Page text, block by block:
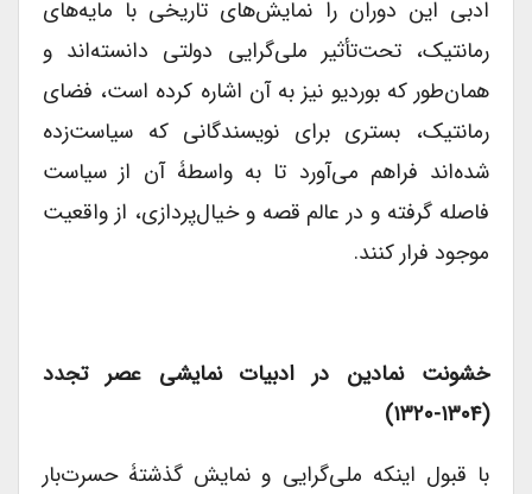
ادبی این دوران را نمایش‌های تاریخی با مایه‌های
رمانتیک، تحت‌تأثیر ملی‌گرایی دولتی دانسته‌اند و
همان‌طور که بوردیو نیز به آن اشاره کرده است، فضای
رمانتیک، بستری برای نویسندگانی که سیاست‌زده
شده‌اند فراهم می‌آورد تا به واسطۀ آن از سیاست
فاصله گرفته و در عالم قصه و خیال‌پردازی، از واقعیت
موجود فرار کنند.
خشونت نمادین در ادبیات نمایشی عصر تجدد
با قبول اینکه ملی‌گرایی و نمایش گذشتۀ حسرت‌بار